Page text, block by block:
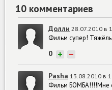
10 комментариев
Долли 28.07.2010 в
Фильм супер!
0 + −
Pasha 13.08.2010 в
Фильм БОМБА!!!!Мне